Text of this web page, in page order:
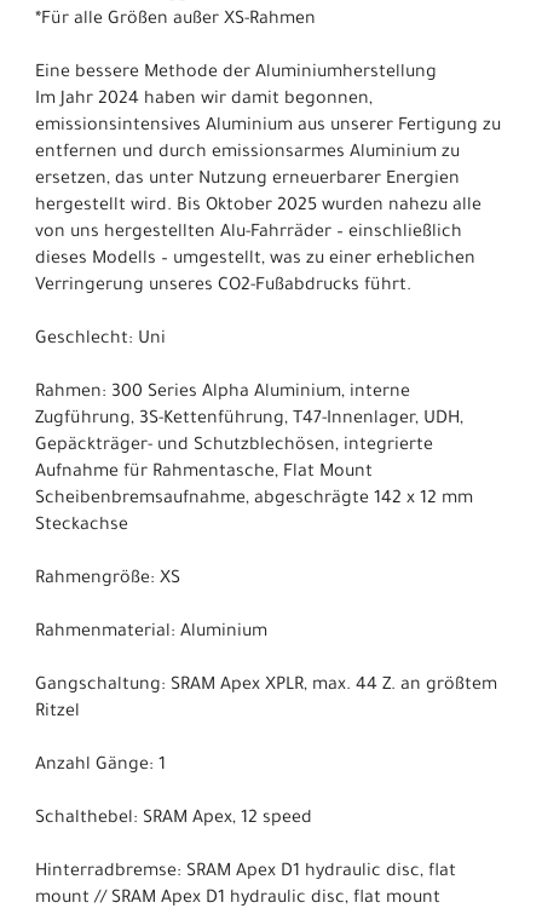
*Für alle Größen außer XS-Rahmen
Eine bessere Methode der Aluminiumherstellung
Im Jahr 2024 haben wir damit begonnen,
emissionsintensives Aluminium aus unserer Fertigung zu
entfernen und durch emissionsarmes Aluminium zu
ersetzen, das unter Nutzung erneuerbarer Energien
hergestellt wird. Bis Oktober 2025 wurden nahezu alle
von uns hergestellten Alu-Fahrräder – einschließlich
dieses Modells – umgestellt, was zu einer erheblichen
Verringerung unseres CO2-Fußabdrucks führt.
Geschlecht: Uni
Rahmen: 300 Series Alpha Aluminium, interne
Zugführung, 3S-Kettenführung, T47-Innenlager, UDH,
Gepäckträger- und Schutzblechösen, integrierte
Aufnahme für Rahmentasche, Flat Mount
Scheibenbremsaufnahme, abgeschrägte 142 x 12 mm
Steckachse
Rahmengröße: XS
Rahmenmaterial: Aluminium
Gangschaltung: SRAM Apex XPLR, max. 44 Z. an größtem
Ritzel
Anzahl Gänge: 1
Schalthebel: SRAM Apex, 12 speed
Hinterradbremse: SRAM Apex D1 hydraulic disc, flat
mount // SRAM Apex D1 hydraulic disc, flat mount